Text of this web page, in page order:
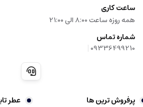
ساعت کاری
همه روزه ساعت 8:00 الی 21:00
شماره تماس
09336499210
|
پرفروش ترین ها عطر